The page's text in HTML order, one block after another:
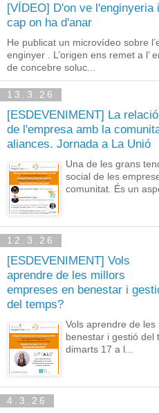
[VÍDEO] D'on ve l'enginyeria i
cap on ha d'anar
He publicat un microvídeo sobre
enginyer . L’origen ens remet a l’
de concebre soluc...
13.3.26
[ESDEVENIMENT] La relació
de l'empresa amb la
aliances. Jornada a La Unió
Una de les grans
social de les
comunitat. És un
12.3.26
[ESDEVENIMENT] Vols
aprendre de les millors
empreses en benestar i
del temps?
Vols aprendre de
benestar i gestió del
dimarts 17 a l...
4.3.26